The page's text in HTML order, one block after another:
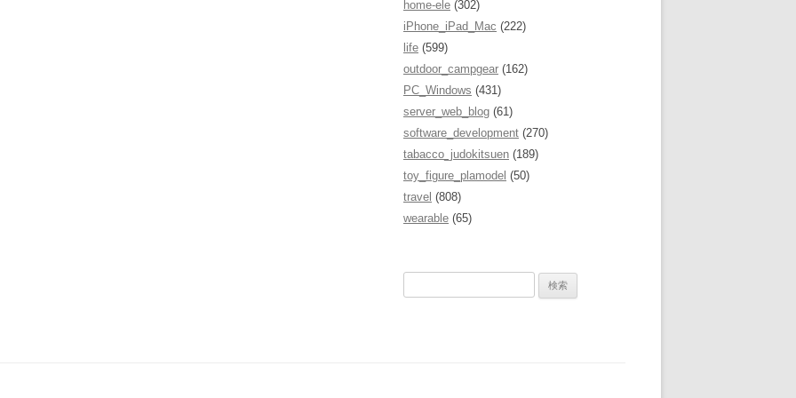
home-ele (302)
iPhone_iPad_Mac (222)
life (599)
outdoor_campgear (162)
PC_Windows (431)
server_web_blog (61)
software_development (270)
tabacco_judokitsuen (189)
toy_figure_plamodel (50)
travel (808)
wearable (65)